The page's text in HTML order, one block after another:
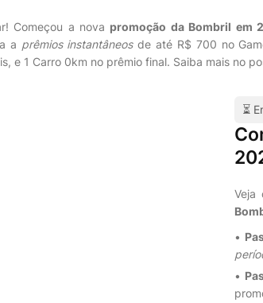
Começou a nova promoção da Bombril em
a prêmios instantâneosde até R$ 700 no
e 1 Carro 0km no prêmio final. Saiba mais no
⏳
Veja